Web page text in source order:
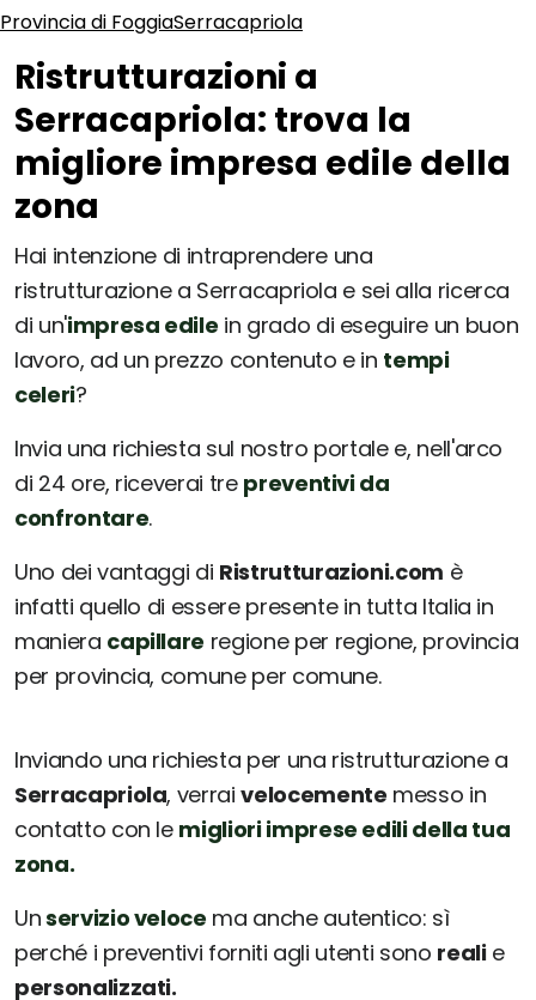
Provincia di FoggiaSerracapriola
Ristrutturazioni a
Serracapriola: trova la
migliore impresa edile della
zona
Hai intenzione di intraprendere una
ristrutturazione a Serracapriola e sei alla ricerca
di un'impresa edile in grado di eseguire un buon
lavoro, ad un prezzo contenuto e in tempi
celeri?
Invia una richiesta sul nostro portale e, nell'arco
di 24 ore, riceverai tre preventivi da
confrontare.
Uno dei vantaggi di Ristrutturazioni.com è
infatti quello di essere presente in tutta Italia in
maniera capillare regione per regione, provincia
per provincia, comune per comune.
Inviando una richiesta per una ristrutturazione a
Serracapriola, verraivelocemente messo in
contatto con le migliori imprese edili della tua
zona.
Unservizio veloce ma anche autentico: sì
perché i preventivi forniti agli utenti sono realie
personalizzati.